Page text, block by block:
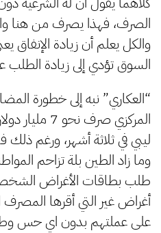
الصرف، فهذا يصرف من هنا
والكل يعلم أن زيادة الإنفاق
السوق تؤدي إلى زيادة الطلب
“العكاري” نبه إلى خطورة
ليبي في ثلاثة أشهر، ورغم
وما زاد الطين بلة تزاحم
طلب بطاقات الأغراض
أغراض غير التي أقرها
على عملتهم بدون اي حس